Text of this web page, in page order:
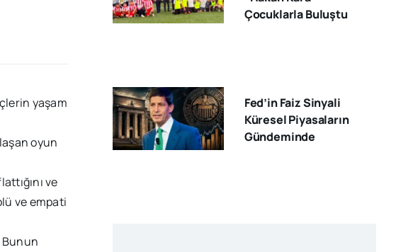
yaşam
oyun
ve
ve empati
Bunun
Çocuklarla Buluştu
Fed’in Faiz Sinyali
Küresel Piyasaların
Gündeminde